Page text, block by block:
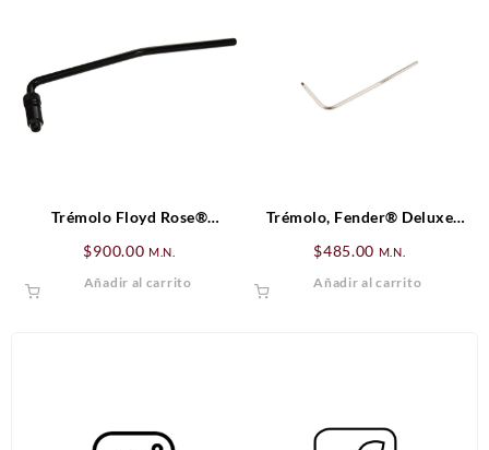
Trémolo Floyd Rose®
$900.00 M.N.
Añadir al carrito
Trémolo, Fender® Deluxe
$485.00 M.N.
Añadir al carrito